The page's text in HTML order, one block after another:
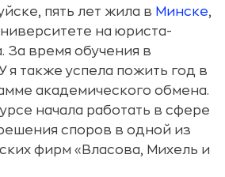
пять лет жила в Минске,
на юриста-
За время обучения в
я также успела пожить год в
академического обмена.
начала работать в сфере
споров в одной из
фирм «Власова, Михель и